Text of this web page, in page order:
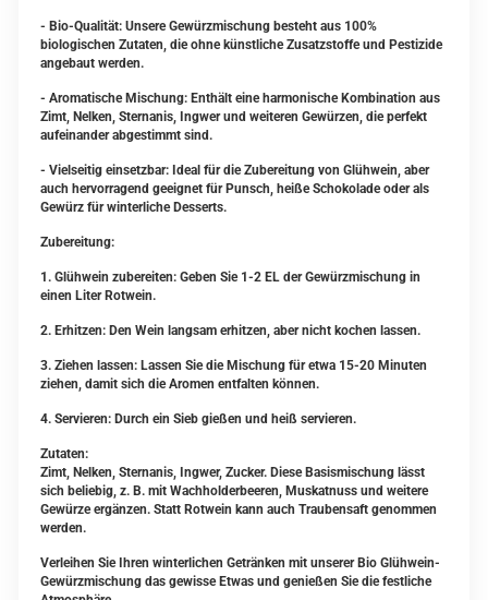
- Bio-Qualität: Unsere Gewürzmischung besteht aus 100%
biologischen Zutaten, die ohne künstliche Zusatzstoffe und Pestizide
angebaut werden.
- Aromatische Mischung: Enthält eine harmonische Kombination aus
Zimt, Nelken, Sternanis, Ingwer und weiteren Gewürzen, die perfekt
aufeinander abgestimmt sind.
- Vielseitig einsetzbar: Ideal für die Zubereitung von Glühwein, aber
auch hervorragend geeignet für Punsch, heiße Schokolade oder als
Gewürz für winterliche Desserts.
Zubereitung:
1. Glühwein zubereiten: Geben Sie 1-2 EL der Gewürzmischung in
einen Liter Rotwein.
2. Erhitzen: Den Wein langsam erhitzen, aber nicht kochen lassen.
3. Ziehen lassen: Lassen Sie die Mischung für etwa 15-20 Minuten
ziehen, damit sich die Aromen entfalten können.
4. Servieren: Durch ein Sieb gießen und heiß servieren.
Zutaten:
Zimt, Nelken, Sternanis, Ingwer, Zucker. Diese Basismischung lässt
sich beliebig, z. B. mit Wachholderbeeren, Muskatnuss und weitere
Gewürze ergänzen. Statt Rotwein kann auch Traubensaft genommen
werden.
Verleihen Sie Ihren winterlichen Getränken mit unserer Bio Glühwein-
Gewürzmischung das gewisse Etwas und genießen Sie die festliche